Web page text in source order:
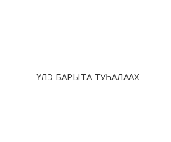
ҮЛЭ БАРЫТА ТУҺАЛААХ